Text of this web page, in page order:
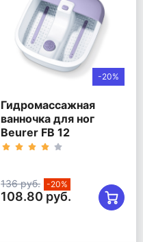
-20%
Гидромассажная
ванночка для ног
Beurer FB 12
136 руб. -20%
108.80 руб.